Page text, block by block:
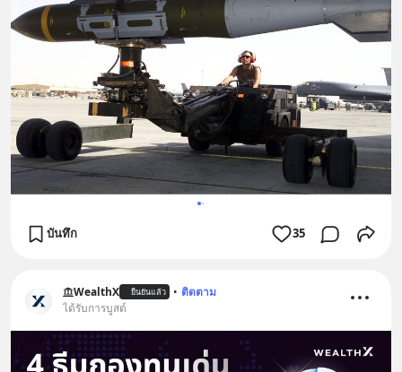
บันทึก 35
WealthX ยืนยันแล้ว • ติดตาม
ได้รับการบูสต์